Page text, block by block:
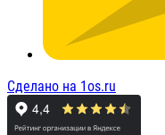
Сделано на 1os.ru